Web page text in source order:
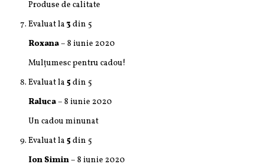
Produse de calitate
Evaluat la 3din 5
Roxana – 8 iunie 2020
Mulțumesc pentru cadou!
Evaluat la 5din 5
Raluca – 8 iunie 2020
Un cadou minunat
Evaluat la 5din 5
Ion Simin – 8 iunie 2020